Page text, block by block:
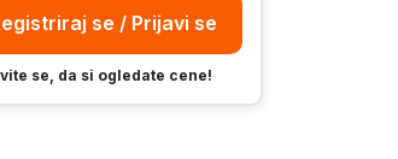
se / Prijavi se
se, da si ogledate cene!